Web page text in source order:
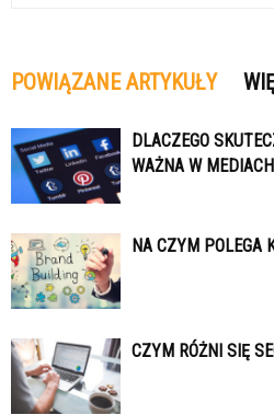
POWIĄZANE ARTYKUŁY
DLACZEGO
WAŻNA W
NA CZYM POLEGA
CZYM RÓŻNI SIĘ